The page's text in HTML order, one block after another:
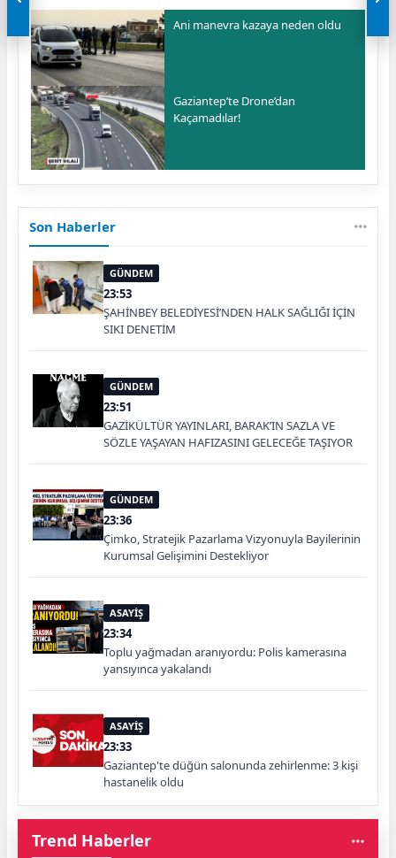
Ani manevra kazaya neden oldu
Gaziantep’te Drone’dan
Kaçamadılar!
Son Haberler
GÜNDEM
23:53
ŞAHİNBEY BELEDİYESİ’NDEN HALK SAĞLIĞI İÇİN
SIKI DENETİM
GÜNDEM
23:51
GAZİKÜLTÜR YAYINLARI, BARAK’IN SAZLA VE
SÖZLE YAŞAYAN HAFIZASINI GELECEĞE TAŞIYOR
GÜNDEM
23:36
Çimko, Stratejik Pazarlama Vizyonuyla Bayilerinin
Kurumsal Gelişimini Destekliyor
ASAYİŞ
23:34
Toplu yağmadan aranıyordu: Polis kamerasına
yansıyınca yakalandı
ASAYİŞ
23:33
Gaziantep'te düğün salonunda zehirlenme: 3 kişi
hastanelik oldu
Trend Haberler